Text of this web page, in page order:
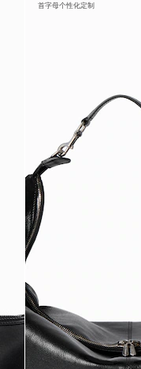
首字母个性化定制